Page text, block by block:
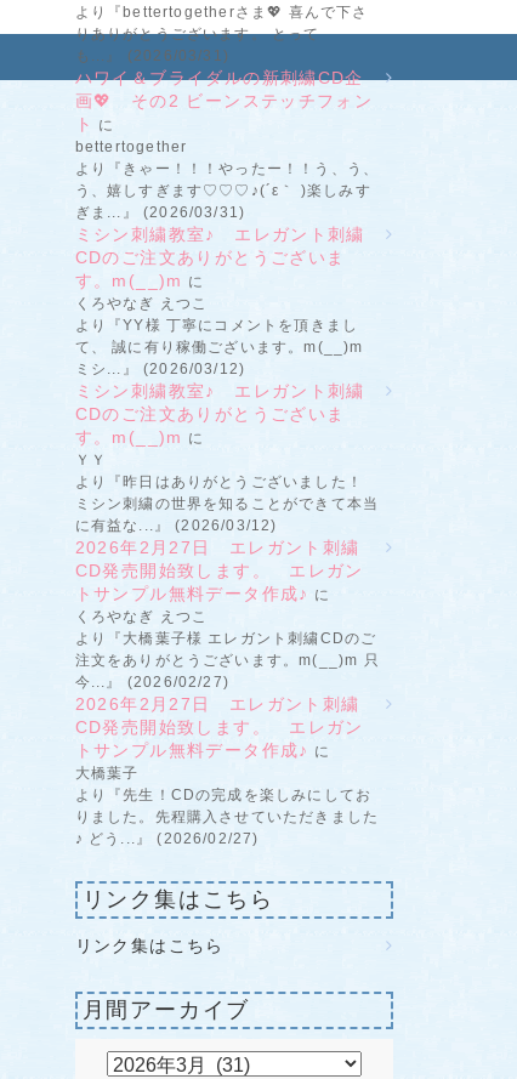
より『bettertogetherさま💖 喜んで下さ
りありがとうございます。 とって
も...』 (2026/03/31)
ハワイ＆ブライダルの新刺繍CD企
画💖 その2 ビーンステッチフォン
ト
に
bettertogether
より『きゃー！！！やったー！！う、う、
う、嬉しすぎます♡♡♡♪(´ε｀ )楽しみす
ぎま...』 (2026/03/31)
ミシン刺繍教室♪ エレガント刺繍
CDのご注文ありがとうございま
す。m(__)m に
くろやなぎ えつこ
より『YY様 丁寧にコメントを頂きまし
て、 誠に有り稼働ございます。m(__)m
ミシ...』 (2026/03/12)
ミシン刺繍教室♪ エレガント刺繍
CDのご注文ありがとうございま
す。m(__)m に
ＹＹ
より『昨日はありがとうございました！
ミシン刺繍の世界を知ることができて本当
に有益な...』 (2026/03/12)
2026年2月27日 エレガント刺繍
CD発売開始致します。 エレガン
トサンプル無料データ作成♪ に
くろやなぎ えつこ
より『大橋葉子様 エレガント刺繍CDのご
注文をありがとうございます。m(__)m 只
今...』 (2026/02/27)
2026年2月27日 エレガント刺繍
CD発売開始致します。 エレガン
トサンプル無料データ作成♪ に
大橋葉子
より『先生！CDの完成を楽しみにしてお
りました。先程購入させていただきました
♪ どう...』 (2026/02/27)
リンク集はこちら
リンク集はこちら
月間アーカイブ